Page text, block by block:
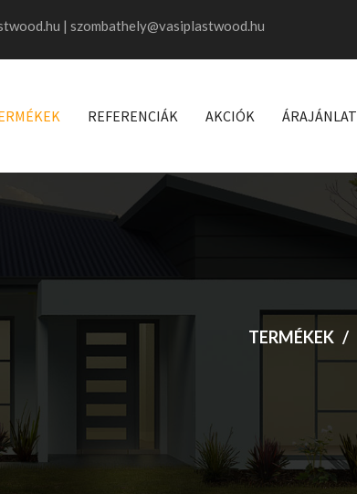
| szombathely@vasiplastwood.hu
REFERENCIÁK AKCIÓK ÁRAJÁNLAT
TERMÉKEK